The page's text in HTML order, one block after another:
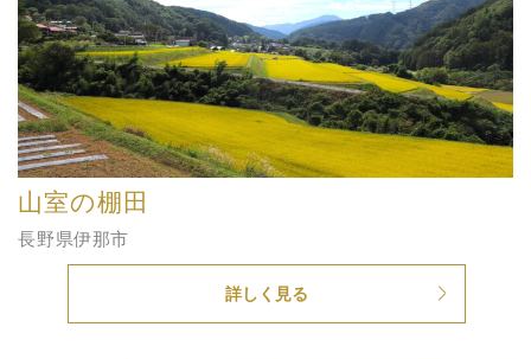
山室の棚田
長野県伊那市
詳しく見る